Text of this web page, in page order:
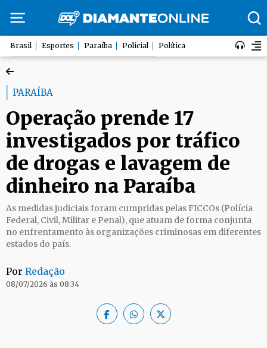
Brasil Esportes Paraíba Policial Política
PARAÍBA
Operação prende 17
investigados por tráfico
de drogas e lavagem de
dinheiro na Paraíba
As medidas judiciais foram cumpridas pelas FICCOs (Polícia
Federal, Civil, Militar e Penal), que atuam de forma conjunta
no enfrentamento às organizações criminosas em diferentes
estados do país.
Por Redação
08/07/2026 às 08:34